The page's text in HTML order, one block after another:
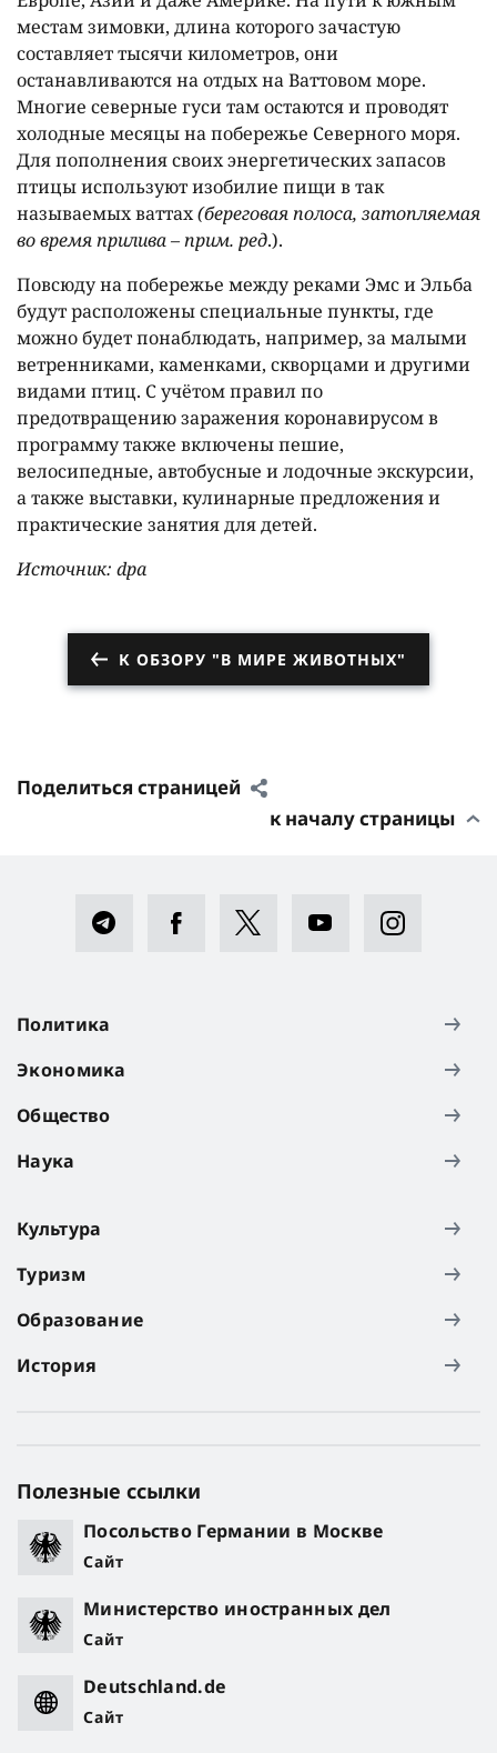
местам зимовки, длина которого зачастую
составляет тысячи километров, они
останавливаются на отдых на Ваттовом море.
Многие северные гуси там остаются и проводят
холодные месяцы на побережье Северного моря.
Для пополнения своих энергетических запасов
птицы используют изобилие пищи в так
называемых ваттах(береговая полоса, затопляемая
во время прилива – прим. ред.).
Повсюду на побережье между реками Эмс и Эльба
будут расположены специальные пункты, где
можно будет понаблюдать, например, за малыми
ветренниками, каменками, скворцами и другими
видами птиц. С учётом правил по
предотвращению заражения коронавирусом в
программу также включены пешие,
велосипедные, автобусные и лодочные экскурсии,
а также выставки, кулинарные предложения и
практические занятия для детей.
Источник: dpa
К ОБЗОРУ "В МИРЕ ЖИВОТНЫХ"
Поделиться страницей
к началу страницы
Политика
Экономика
Общество
Наука
Культура
Туризм
Образование
История
Полезные ссылки
Посольство Германии в Москве
Сайт
Министерство иностранных дел
Сайт
Deutschland.de
Сайт